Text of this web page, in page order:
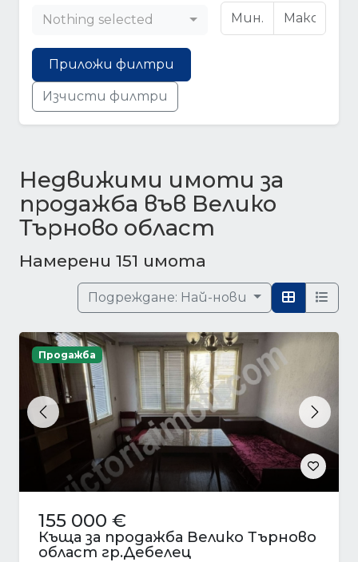
Nothing selected
Приложи филтри
Изчисти филтри
Недвижими имоти за
продажба във Велико
Търново област
Намерени 151 имота
Подреждане: Най-нови
Previous Next
Продажба
155 000 €
Къща за продажба Велико Търново
област гр.Дебелец